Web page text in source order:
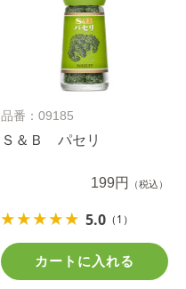
品番：09185
Ｓ＆Ｂ パセリ
199円 （税込）
5.0 （1）
カートに入れる